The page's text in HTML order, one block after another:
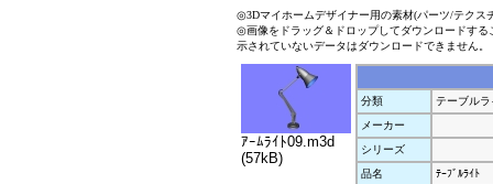
◎3Dマイホームデザイナー用の素材(パーツ/テクス
◎画像をドラッグ＆ドロップしてダウンロードす
示されていないデータはダウンロードできません。
ｱｰﾑﾗｲﾄ09.m3d
(57kB)
分類
テーブルラ
メーカー
シリーズ
品名
ﾃｰﾌﾞﾙﾗｲﾄ